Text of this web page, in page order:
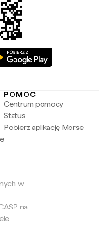
POMOC
Centrum pomocy
Status
Pobierz aplikację Morse
w
na